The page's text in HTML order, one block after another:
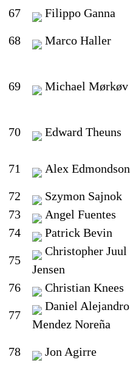
67
Filippo Ganna
68 Marco Haller
69 Michael Mørkøv
70 Edward Theuns
71 Alex Edmondson
72 Szymon Sajnok
73
Angel Fuentes
74
Patrick Bevin
75
Christopher Juul
Jensen
76 Christian Knees
77
Daniel Alejandro
Mendez Noreña
78 Jon Agirre